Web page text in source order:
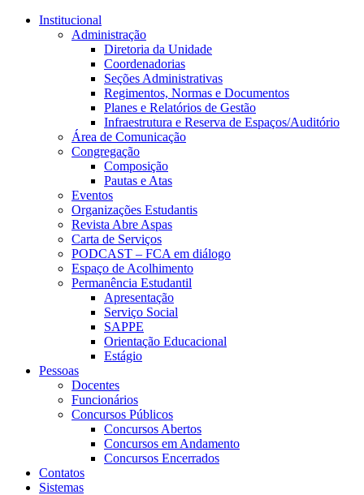
Conteúdo principal
Institucional
Administração
Diretoria da Unidade
Coordenadorias
Seções Administrativas
Regimentos, Normas e Documentos
Planes e Relatórios de Gestão
Infraestrutura e Reserva de Espaços/Auditório
Área de Comunicação
Congregação
Composição
Pautas e Atas
Eventos
Organizações Estudantis
Revista Abre Aspas
Carta de Serviços
PODCAST – FCA em diálogo
Espaço de Acolhimento
Permanência Estudantil
Apresentação
Serviço Social
SAPPE
Orientação Educacional
Estágio
Pessoas
Docentes
Funcionários
Concursos Públicos
Concursos Abertos
Concursos em Andamento
Concursos Encerrados
Contatos
Sistemas